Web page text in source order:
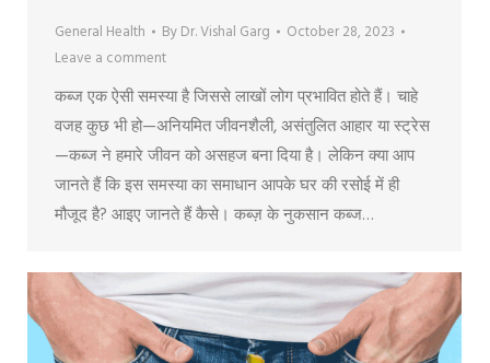
General Health By Dr. Vishal Garg
October 28, 2023
Leave a comment
कब्ज एक ऐसी समस्या है जिससे लाखों लोग प्रभावित होते हैं। चाहे
वजह कुछ भी हो—अनियमित जीवनशैली, असंतुलित आहार या स्ट्रेस
—कब्ज ने हमारे जीवन को असहज बना दिया है। लेकिन क्या आप
जानते हैं कि इस समस्या का समाधान आपके घर की रसोई में ही
मौजूद है? आइए जानते हैं कैसे। कब्ज़ के नुकसान कब्ज…